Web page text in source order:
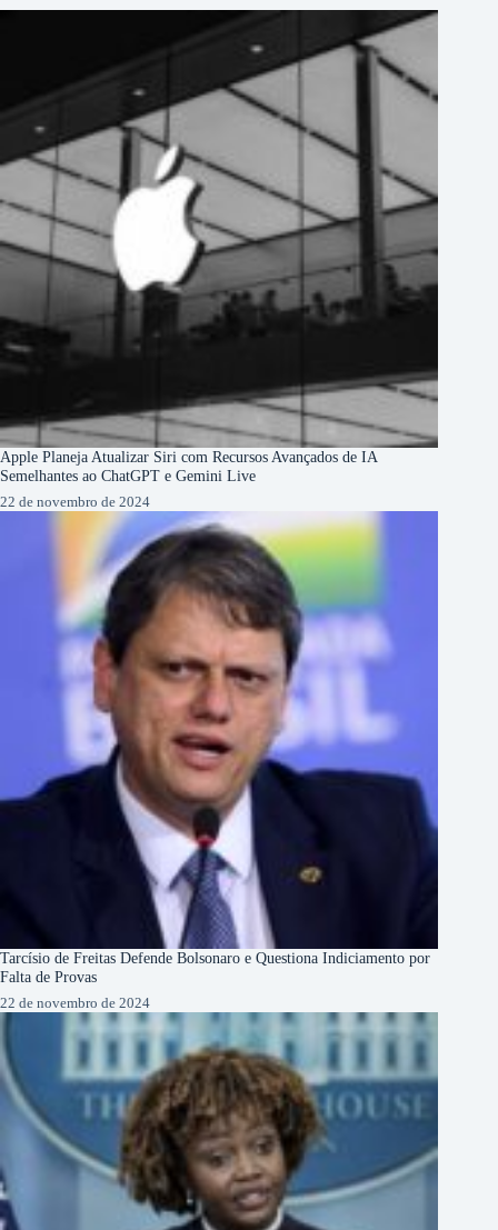
Apple Planeja Atualizar Siri com Recursos Avançados de IA
Semelhantes ao ChatGPT e Gemini Live
22 de novembro de 2024
Tarcísio de Freitas Defende Bolsonaro e Questiona Indiciamento por
Falta de Provas
22 de novembro de 2024